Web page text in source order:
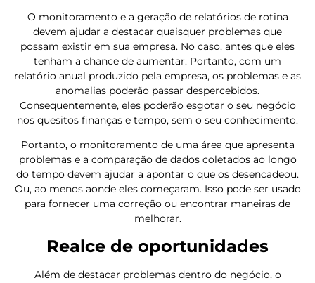
O monitoramento e a geração de relatórios de rotina
devem ajudar a destacar quaisquer problemas que
possam existir em sua empresa. No caso, antes que eles
tenham a chance de aumentar. Portanto, com um
relatório anual produzido pela empresa, os problemas e as
anomalias poderão passar despercebidos.
Consequentemente, eles poderão esgotar o seu negócio
nos quesitos finanças e tempo, sem o seu conhecimento.
Portanto, o monitoramento de uma área que apresenta
problemas e a comparação de dados coletados ao longo
do tempo devem ajudar a apontar o que os desencadeou.
Ou, ao menos aonde eles começaram. Isso pode ser usado
para fornecer uma correção ou encontrar maneiras de
melhorar.
Realce de oportunidades
Além de destacar problemas dentro do negócio, o